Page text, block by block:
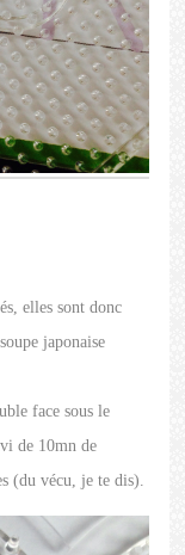
elles sont donc
japonaise
face sous le
de 10mn de
(du vécu, je te dis).